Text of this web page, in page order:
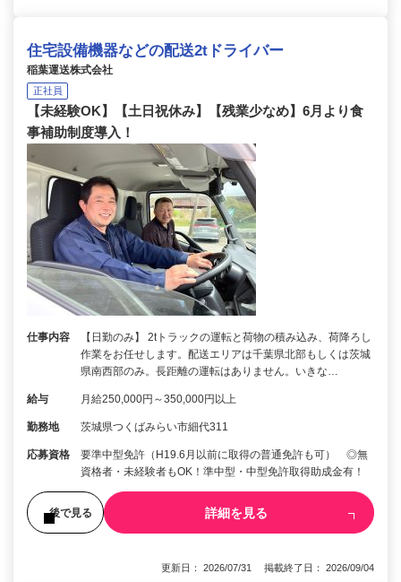
住宅設備機器などの配送2tドライバー
稲葉運送株式会社
正社員
【未経験OK】【土日祝休み】【残業少なめ】6月より食
事補助制度導入！
仕事内容
【日勤のみ】 2tトラックの運転と荷物の積み込み、荷降ろし
作業をお任せします。配送エリアは千葉県北部もしくは茨城
県南西部のみ。長距離の運転はありません。いきな…
給与 月給250,000円～350,000円以上
勤務地 茨城県つくばみらい市細代311
応募資格
要準中型免許（H19.6月以前に取得の普通免許も可） ◎無
資格者・未経験者もOK！準中型・中型免許取得助成金有！
後で見る 詳細を見る
更新日： 2026/07/31 掲載終了日： 2026/09/04